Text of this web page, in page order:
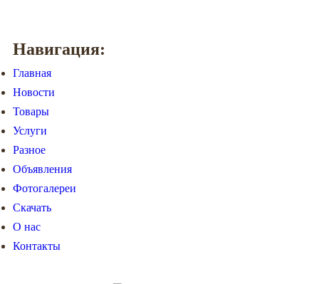
Навигация:
Главная
Новости
Товары
Услуги
Разное
Объявления
Фотогалереи
Скачать
О нас
Контакты